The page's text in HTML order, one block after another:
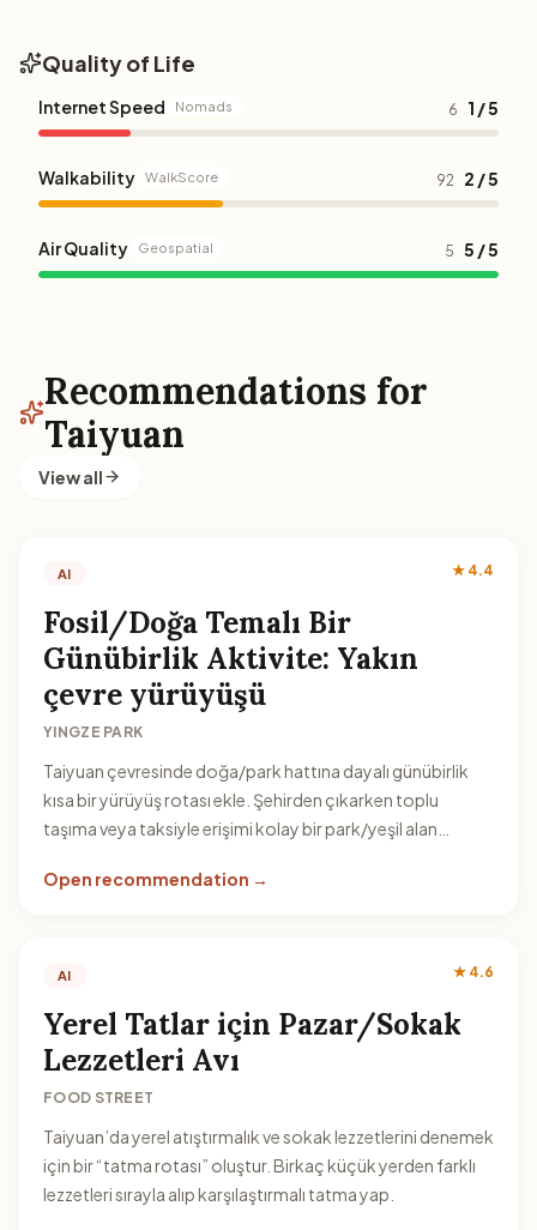
Quality of Life
Internet Speed Nomads 6 1 / 5
Walkability WalkScore 92 2 / 5
Air Quality Geospatial 5 5 / 5
Recommendations for
Taiyuan
View all
AI ★ 4.4
Fosil/Doğa Temalı Bir
Günübirlik Aktivite: Yakın
çevre yürüyüşü
YINGZE PARK
Taiyuan çevresinde doğa/park hattına dayalı günübirlik
kısa bir yürüyüş rotası ekle. Şehirden çıkarken toplu
taşıma veya taksiyle erişimi kolay bir park/yeşil alan
tamamla.
Open recommendation →
AI ★ 4.6
Yerel Tatlar için Pazar/Sokak
Lezzetleri Avı
FOOD STREET
Taiyuan’da yerel atıştırmalık ve sokak lezzetlerini denemek
için bir “tatma rotası” oluştur. Birkaç küçük yerden farklı
lezzetleri sırayla alıp karşılaştırmalı tatma yap.